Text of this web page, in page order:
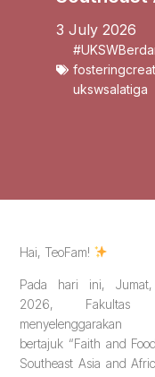
3 July 2026
ukswsalatiga
Hai, TeoFam!
Pada hari ini,
2026, Fakultas
menyelenggarakan
bertajuk “Faith and
Southeast Asia and